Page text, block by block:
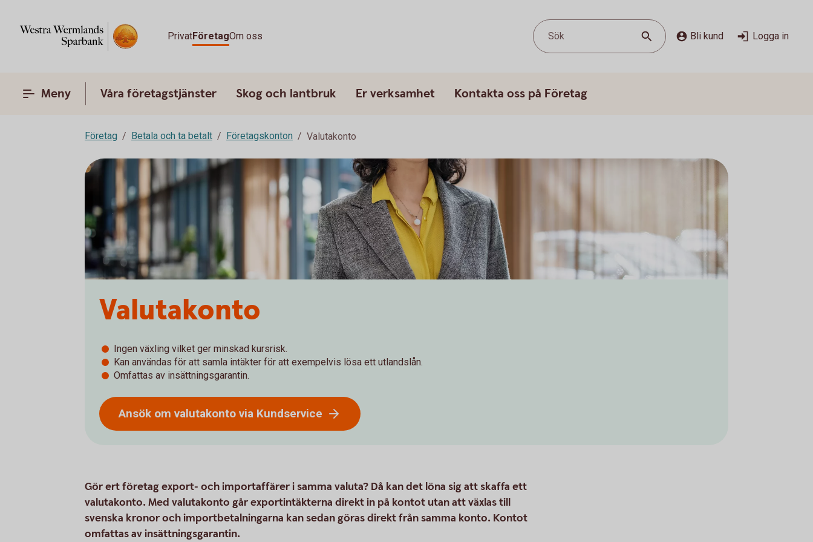
PrivatFöretagOm oss Sök Bli kund Logga in
Meny Våra företagstjänster Skog och lantbruk Er verksamhet Kontakta oss på Företag
Företag Betala och ta betalt Företagskonton Valutakonto
Valutakonto
Ingen växling vilket ger minskad kursrisk.
Kan användas för att samla intäkter för att exempelvis lösa ett utlandslån.
Omfattas av insättningsgarantin.
Ansök om valutakonto via Kundservice
Gör ert företag export- och importaffärer i samma valuta? Då kan det löna sig att skaffa ett
valutakonto. Med valutakonto går exportintäkterna direkt in på kontot utan att växlas till
svenska kronor och importbetalningarna kan sedan göras direkt från samma konto. Kontot
omfattas av insättningsgarantin.